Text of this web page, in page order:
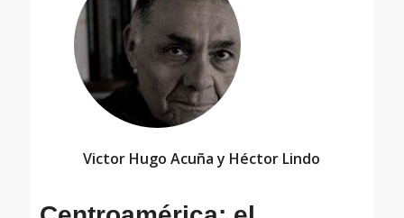
Victor Hugo Acuña y Héctor Lindo